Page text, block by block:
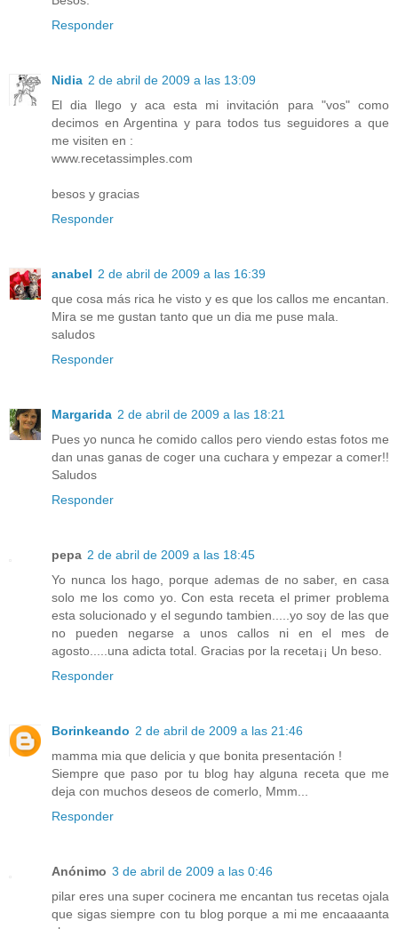
Responder
Nidia 2 de abril de 2009 a las 13:09
El dia llego y aca esta mi invitación para "vos" como
decimos en Argentina y para todos tus seguidores a que
me visiten en :
www.recetassimples.com
besos y gracias
Responder
anabel 2 de abril de 2009 a las 16:39
que cosa más rica he visto y es que los callos me encantan.
Mira se me gustan tanto que un dia me puse mala.
saludos
Responder
Margarida 2 de abril de 2009 a las 18:21
Pues yo nunca he comido callos pero viendo estas fotos me
dan unas ganas de coger una cuchara y empezar a comer!!
Saludos
Responder
pepa 2 de abril de 2009 a las 18:45
Yo nunca los hago, porque ademas de no saber, en casa
solo me los como yo. Con esta receta el primer problema
esta solucionado y el segundo tambien.....yo soy de las que
no pueden negarse a unos callos ni en el mes de
agosto.....una adicta total. Gracias por la receta¡¡ Un beso.
Responder
Borinkeando 2 de abril de 2009 a las 21:46
mamma mia que delicia y que bonita presentación !
Siempre que paso por tu blog hay alguna receta que me
deja con muchos deseos de comerlo, Mmm...
Responder
Anónimo 3 de abril de 2009 a las 0:46
pilar eres una super cocinera me encantan tus recetas ojala
que sigas siempre con tu blog porque a mi me encaaaanta